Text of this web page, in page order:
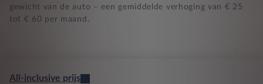
gewicht van de auto – een gemiddelde verhoging van € 25
tot € 60 per maand.
All-inclusive prijs